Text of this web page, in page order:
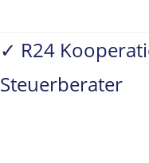
springen
✓ R24
Steuerberater